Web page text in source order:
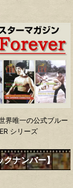
界唯一の公式ブルー
シリーズ
クナンバー】